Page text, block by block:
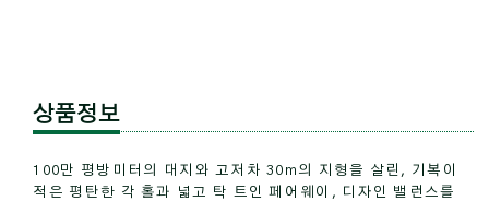
상품정보
100만 평방미터의 대지와 고저차 30m의 지형을 살린, 기복이
적은 평탄한 각 홀과 넓고 탁 트인 페어웨이, 디자인 밸런스를